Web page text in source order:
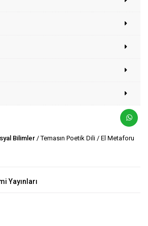
Bilimler / Temasın Poetik Dili / El Metaforu
Yayınları